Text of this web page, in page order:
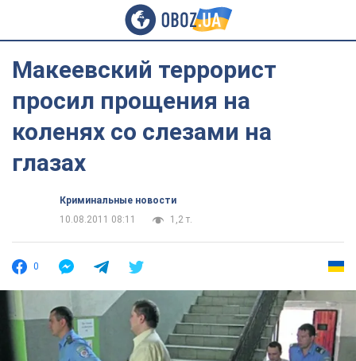
Макеевский террорист
просил прощения на
коленях со слезами на
глазах
Криминальные новости
10.08.2011 08:11
1,2 т.
0